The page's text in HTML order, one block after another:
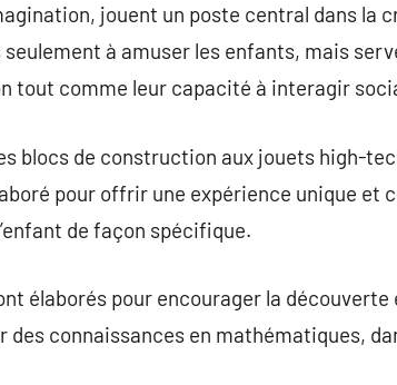
jouent un poste central dans la
à amuser les enfants, mais
tout comme leur capacité à interagir
blocs de construction aux jouets high-
pour offrir une expérience unique et
de façon spécifique.
élaborés pour encourager la découverte
des connaissances en mathématiques,